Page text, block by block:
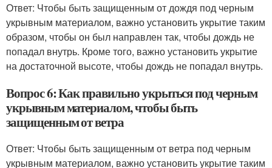
Ответ: Чтобы быть защищенным от дождя под черным
укрывным материалом, важно установить укрытие таким
образом, чтобы он был направлен так, чтобы дождь не
попадал внутрь. Кроме того, важно установить укрытие
на достаточной высоте, чтобы дождь не попадал внутрь.
Вопрос 6: Как правильно укрыться под черным
укрывным материалом, чтобы быть
защищенным от ветра
Ответ: Чтобы быть защищенным от ветра под черным
укрывным материалом, важно установить укрытие таким